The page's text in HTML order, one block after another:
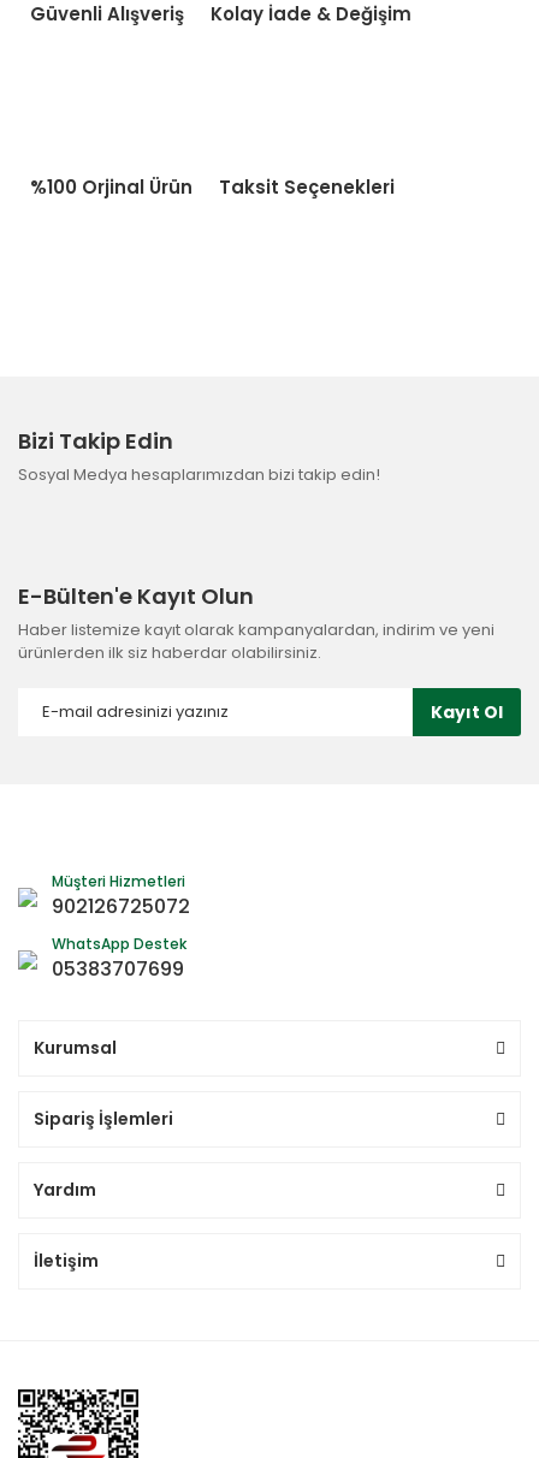
Güvenli Alışveriş Kolay İade & Değişim
%100 Orjinal Ürün Taksit Seçenekleri
Bizi Takip Edin
Sosyal Medya hesaplarımızdan bizi takip edin!
E-Bülten'e Kayıt Olun
Haber listemize kayıt olarak kampanyalardan, indirim ve yeni
ürünlerden ilk siz haberdar olabilirsiniz.
Kayıt Ol
Müşteri Hizmetleri
902126725072
WhatsApp Destek
05383707699
Kurumsal
Sipariş İşlemleri
Yardım
İletişim